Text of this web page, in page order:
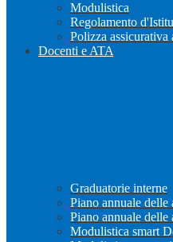
Modulistica
Regolamento
Polizza assicurativa
Docenti e ATA
Graduatorie interne
Piano annuale
Piano annuale
Modulistica smart